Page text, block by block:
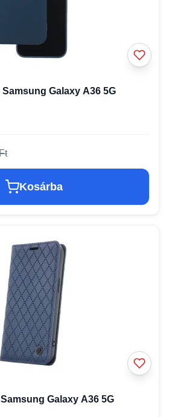
Galaxy A36 5G
Kosárba
Galaxy A36 5G